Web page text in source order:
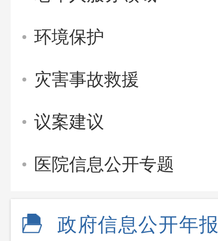
环境保护
灾害事故救援
议案建议
医院信息公开专题
政府信息公开年